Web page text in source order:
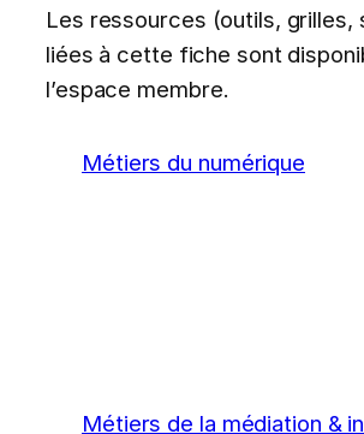
Les ressources (outils, grilles,
liées à cette fiche sont
l’espace membre.
Métiers du numérique
Métiers de la médiation &